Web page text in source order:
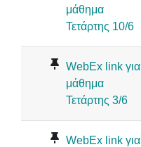
μάθημα
Τετάρτης 10/6
WebEx link για
μάθημα
Τετάρτης 3/6
WebEx link για